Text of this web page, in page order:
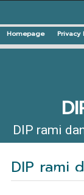
Homepage Privacy
DIP rami
DIP rami